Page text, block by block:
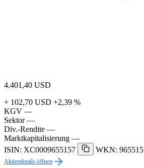
4.401,40 USD
+ 102,70 USD +2,39 %
KGV —
Sektor —
Div.-Rendite —
Marktkapitalisierung —
ISIN: XC0009655157
WKN: 965515
Aktiendetails öffnen